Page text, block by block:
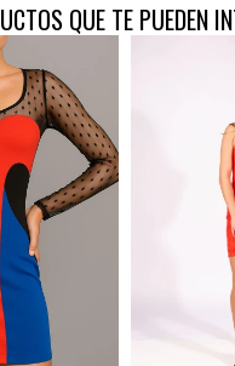
QUE TE PUEDEN